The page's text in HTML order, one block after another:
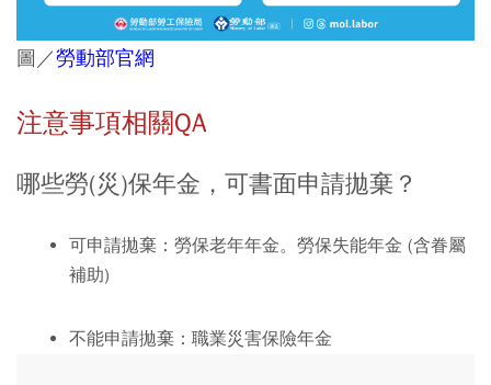
圖／勞動部官網
注意事項相關QA
哪些勞(災)保年金，可書面申請拋棄？
可申請拋棄： 勞保老年年金。勞保失能年金 (含眷屬
補助)
不能申請拋棄： 職業災害保險年金